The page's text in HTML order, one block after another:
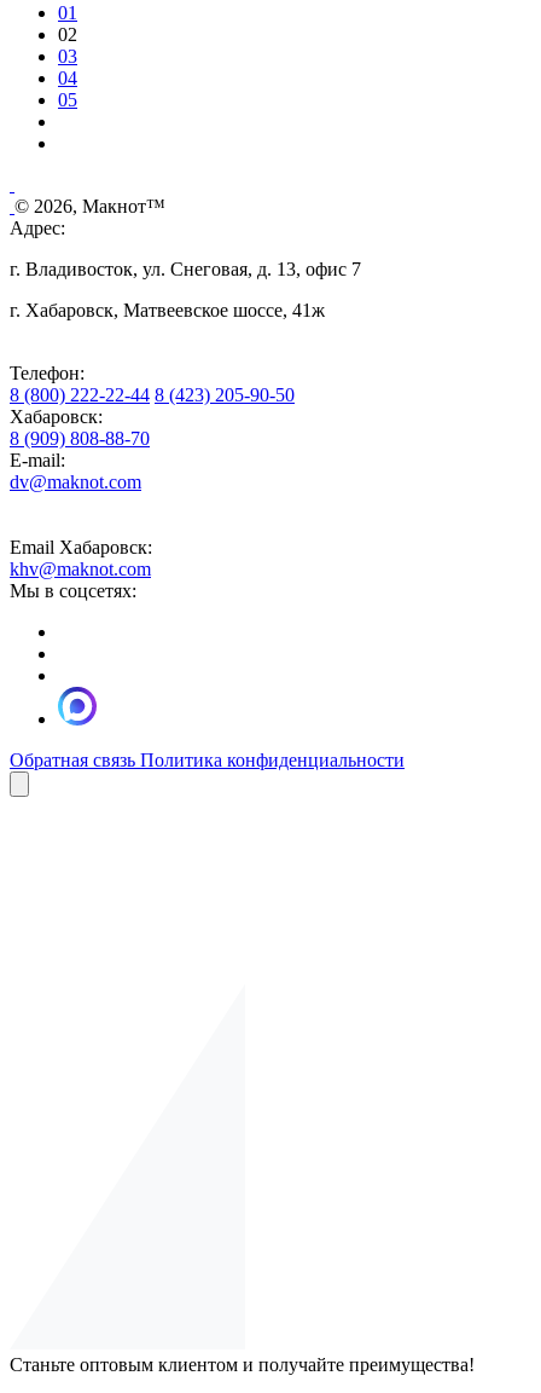
01
02
03
04
05
© 2026, Макнот™
Адрес:
г. Владивосток, ул. Снеговая, д. 13, офис 7
г. Хабаровск, Матвеевское шоссе, 41ж
Телефон:
8 (800) 222-22-44 8 (423) 205-90-50
Хабаровск:
8 (909) 808-88-70
E-mail:
dv@maknot.com
Email Хабаровск:
khv@maknot.com
Мы в соцсетях:
Обратная связь Политика конфиденциальности
Станьте оптовым клиентом и получайте преимущества!